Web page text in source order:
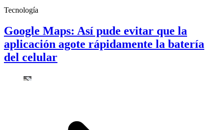
Tecnología
Google Maps: Así pude evitar que la
aplicación agote rápidamente la batería
del celular